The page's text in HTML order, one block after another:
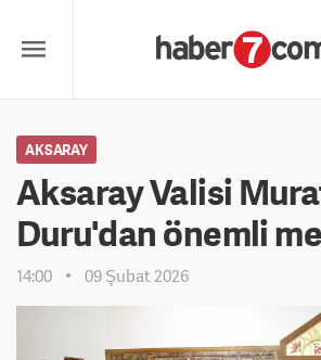
AKSARAY
Aksaray Valisi
Duru'dan önemli
14:00 09 Şubat 2026